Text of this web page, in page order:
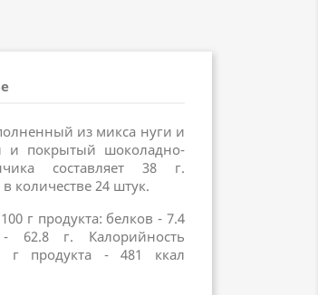
из микса нуги и
и покрытый шоколадно-
составляет 38 г.
количестве 24 штук.
г продукта: белков - 7.4
г. Калорийность
г продукта - 481 ккал